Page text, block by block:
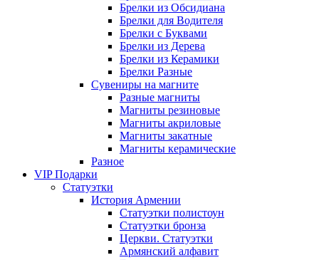
Брелки из Обсидиана
Брелки для Водителя
Брелки с Буквами
Брелки из Дерева
Брелки из Керамики
Брелки Разные
Сувениры на магните
Разные магниты
Магниты резиновые
Магниты акриловые
Магниты закатные
Магниты керамические
Разное
VIP Подарки
Статуэтки
История Армении
Статуэтки полистоун
Статуэтки бронза
Церкви. Статуэтки
Армянский алфавит